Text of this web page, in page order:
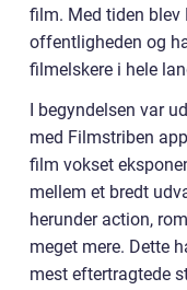
film. Med tiden
offentligheden og
filmelskere i hele
I begyndelsen var
med Filmstriben
film vokset
mellem et bredt
herunder action,
meget mere. Dette
mest eftertragtede